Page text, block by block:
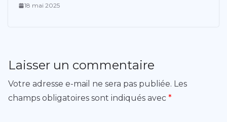
18 mai 2025
Laisser un commentaire
Votre adresse e-mail ne sera pas publiée. Les
champs obligatoires sont indiqués avec *